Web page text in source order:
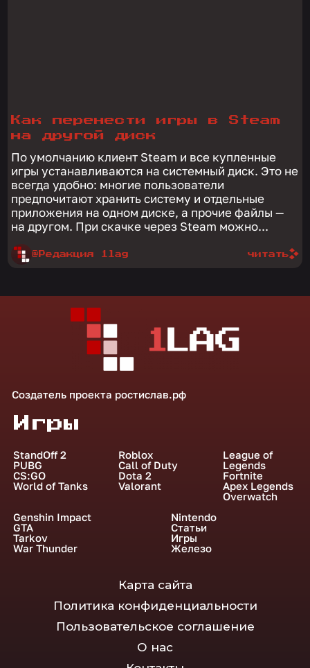
Как перенести игры в Steam
на другой диск
По умолчанию клиент Steam и все купленные
игры устанавливаются на системный диск. Это не
всегда удобно: многие пользователи
предпочитают хранить систему и отдельные
приложения на одном диске, а прочие файлы —
на другом. При скачке через Steam можно...
@Редакция 1lag читать
Создатель проекта ростислав.рф
Игры
StandOff 2
PUBG
CS:GO
World of Tanks
Roblox
Call of Duty
Dota 2
Valorant
League of
Legends
Fortnite
Apex Legends
Overwatch
Genshin Impact
GTA
Tarkov
War Thunder
Nintendo
Статьи
Игры
Железо
Карта сайта
Политика конфиденциальности
Пользовательское соглашение
О нас